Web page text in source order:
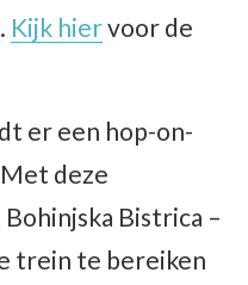
Kijk hiervoor de
er een hop-on-
deze
Bistrica –
trein te bereiken